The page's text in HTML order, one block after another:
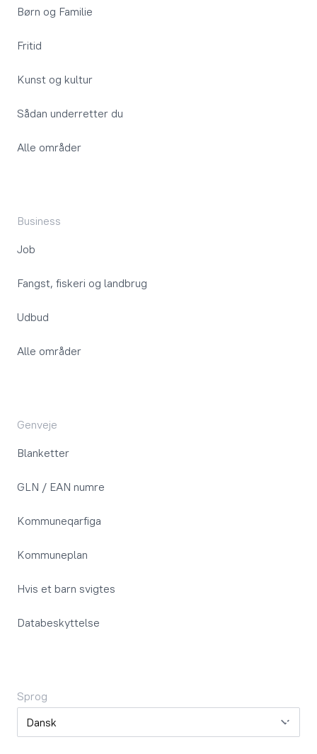
Børn og Familie
Fritid
Kunst og kultur
Sådan underretter du
Alle områder
Business
Job
Fangst, fiskeri og landbrug
Udbud
Alle områder
Genveje
Blanketter
GLN / EAN numre
Kommuneqarfiga
Kommuneplan
Hvis et barn svigtes
Databeskyttelse
Sprog
Sprog